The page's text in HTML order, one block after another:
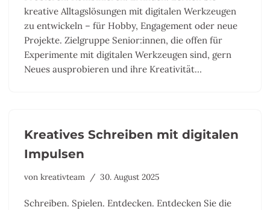
kreative Alltagslösungen mit digitalen Werkzeugen
zu entwickeln – für Hobby, Engagement oder neue
Projekte. Zielgruppe Senior:innen, die offen für
Experimente mit digitalen Werkzeugen sind, gern
Neues ausprobieren und ihre Kreativität…
Kreatives Schreiben mit digitalen
Impulsen
von kreativteam 30. August 2025
Schreiben. Spielen. Entdecken. Entdecken Sie die